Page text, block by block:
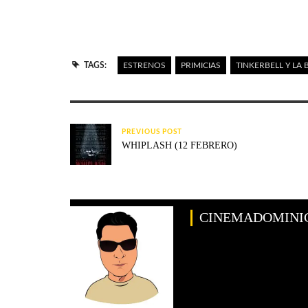
TAGS: ESTRENOS PRIMICIAS TINKERBELL Y LA
PREVIOUS POST
WHIPLASH (12 FEBRERO)